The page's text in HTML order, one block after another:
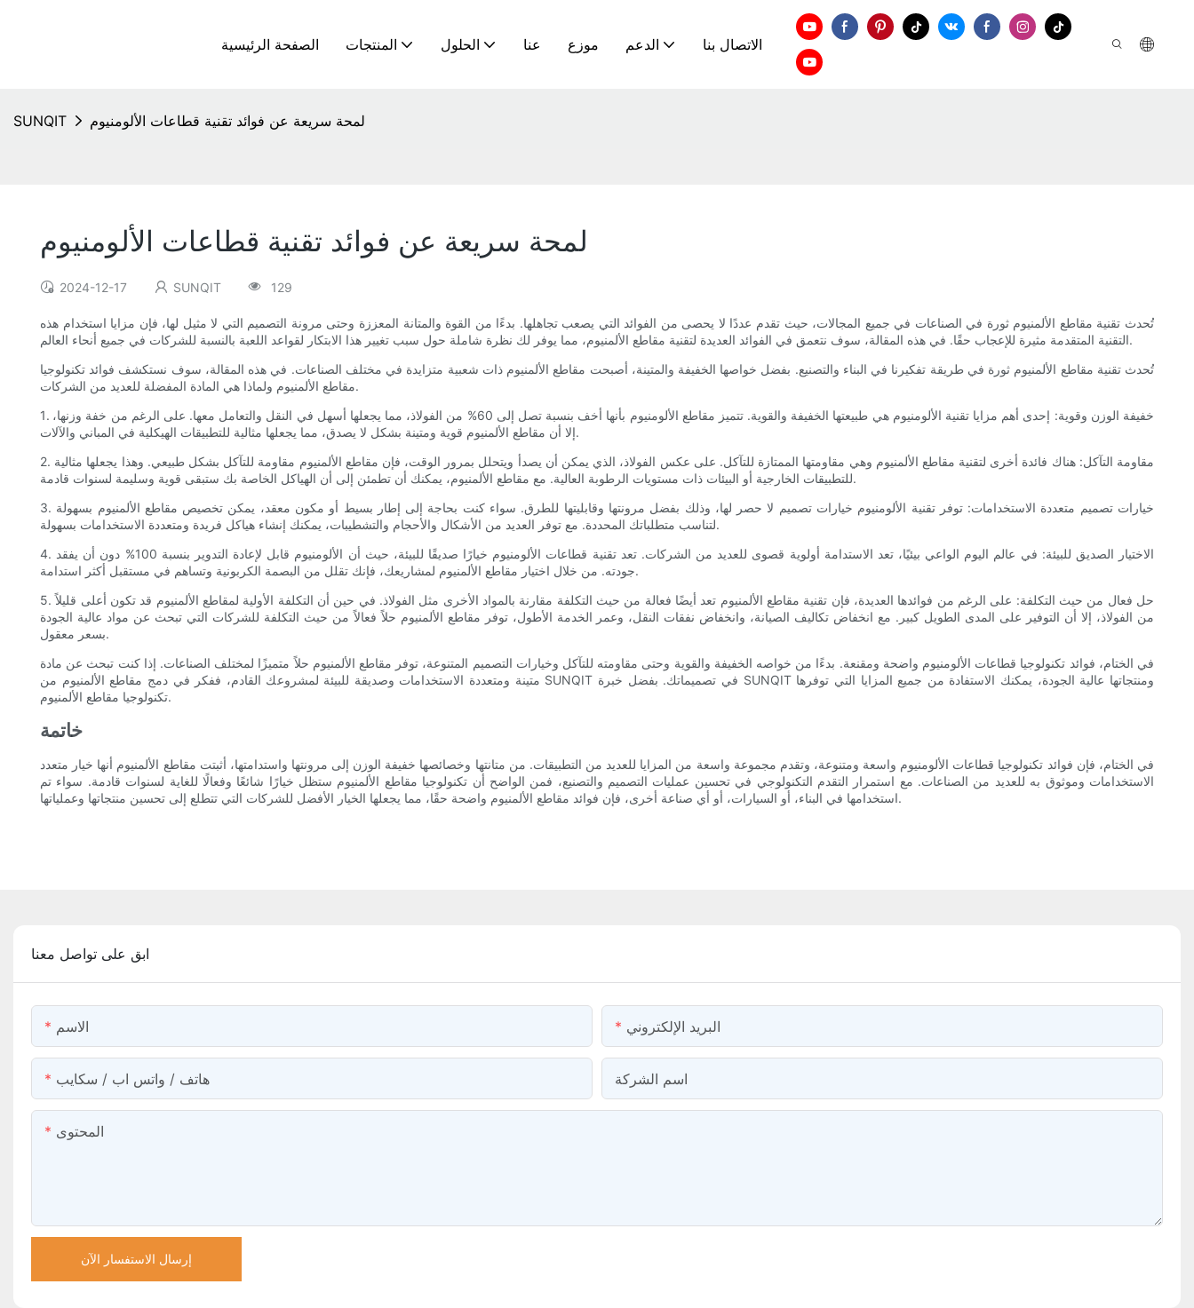
الصفحة الرئيسية المنتجات الحلول عنا موزع الدعم الاتصال بنا
SUNQIT لمحة سريعة عن فوائد تقنية قطاعات الألومنيوم
لمحة سريعة عن فوائد تقنية قطاعات الألومنيوم
2024-12-17 SUNQIT 129
تُحدث تقنية مقاطع الألمنيوم ثورة في الصناعات في جميع المجالات، حيث تقدم عددًا لا يحصى من الفوائد التي يصعب تجاهلها. بدءًا من القوة والمتانة المعززة وحتى مرونة التصميم التي لا مثيل لها، فإن مزايا استخدام هذه
التقنية المتقدمة مثيرة للإعجاب حقًا. في هذه المقالة، سوف نتعمق في الفوائد العديدة لتقنية مقاطع الألمنيوم، مما يوفر لك نظرة شاملة حول سبب تغيير هذا الابتكار لقواعد اللعبة بالنسبة للشركات في جميع أنحاء العالم.
تُحدث تقنية مقاطع الألمنيوم ثورة في طريقة تفكيرنا في البناء والتصنيع. بفضل خواصها الخفيفة والمتينة، أصبحت مقاطع الألمنيوم ذات شعبية متزايدة في مختلف الصناعات. في هذه المقالة، سوف نستكشف فوائد تكنولوجيا
مقاطع الألمنيوم ولماذا هي المادة المفضلة للعديد من الشركات.
1. خفيفة الوزن وقوية: إحدى أهم مزايا تقنية الألومنيوم هي طبيعتها الخفيفة والقوية. تتميز مقاطع الألومنيوم بأنها أخف بنسبة تصل إلى 60% من الفولاذ، مما يجعلها أسهل في النقل والتعامل معها. على الرغم من خفة وزنها،
إلا أن مقاطع الألمنيوم قوية ومتينة بشكل لا يصدق، مما يجعلها مثالية للتطبيقات الهيكلية في المباني والآلات.
2. مقاومة التآكل: هناك فائدة أخرى لتقنية مقاطع الألمنيوم وهي مقاومتها الممتازة للتآكل. على عكس الفولاذ، الذي يمكن أن يصدأ ويتحلل بمرور الوقت، فإن مقاطع الألمنيوم مقاومة للتآكل بشكل طبيعي. وهذا يجعلها مثالية
للتطبيقات الخارجية أو البيئات ذات مستويات الرطوبة العالية. مع مقاطع الألمنيوم، يمكنك أن تطمئن إلى أن الهياكل الخاصة بك ستبقى قوية وسليمة لسنوات قادمة.
3. خيارات تصميم متعددة الاستخدامات: توفر تقنية الألومنيوم خيارات تصميم لا حصر لها، وذلك بفضل مرونتها وقابليتها للطرق. سواء كنت بحاجة إلى إطار بسيط أو مكون معقد، يمكن تخصيص مقاطع الألمنيوم بسهولة
لتناسب متطلباتك المحددة. مع توفر العديد من الأشكال والأحجام والتشطيبات، يمكنك إنشاء هياكل فريدة ومتعددة الاستخدامات بسهولة.
4. الاختيار الصديق للبيئة: في عالم اليوم الواعي بيئيًا، تعد الاستدامة أولوية قصوى للعديد من الشركات. تعد تقنية قطاعات الألومنيوم خيارًا صديقًا للبيئة، حيث أن الألومنيوم قابل لإعادة التدوير بنسبة 100% دون أن يفقد
جودته. من خلال اختيار مقاطع الألمنيوم لمشاريعك، فإنك تقلل من البصمة الكربونية وتساهم في مستقبل أكثر استدامة.
5. حل فعال من حيث التكلفة: على الرغم من فوائدها العديدة، فإن تقنية مقاطع الألمنيوم تعد أيضًا فعالة من حيث التكلفة مقارنة بالمواد الأخرى مثل الفولاذ. في حين أن التكلفة الأولية لمقاطع الألمنيوم قد تكون أعلى قليلاً
من الفولاذ، إلا أن التوفير على المدى الطويل كبير. مع انخفاض تكاليف الصيانة، وانخفاض نفقات النقل، وعمر الخدمة الأطول، توفر مقاطع الألمنيوم حلاً فعالاً من حيث التكلفة للشركات التي تبحث عن مواد عالية الجودة
بسعر معقول.
في الختام، فوائد تكنولوجيا قطاعات الألومنيوم واضحة ومقنعة. بدءًا من خواصه الخفيفة والقوية وحتى مقاومته للتآكل وخيارات التصميم المتنوعة، توفر مقاطع الألمنيوم حلاً متميزًا لمختلف الصناعات. إذا كنت تبحث عن مادة
متينة ومتعددة الاستخدامات وصديقة للبيئة لمشروعك القادم، ففكر في دمج مقاطع الألمنيوم من SUNQIT في تصميماتك. بفضل خبرة SUNQIT ومنتجاتها عالية الجودة، يمكنك الاستفادة من جميع المزايا التي توفرها
تكنولوجيا مقاطع الألمنيوم.
خاتمة
في الختام، فإن فوائد تكنولوجيا قطاعات الألومنيوم واسعة ومتنوعة، وتقدم مجموعة واسعة من المزايا للعديد من التطبيقات. من متانتها وخصائصها خفيفة الوزن إلى مرونتها واستدامتها، أثبتت مقاطع الألمنيوم أنها خيار متعدد
الاستخدامات وموثوق به للعديد من الصناعات. مع استمرار التقدم التكنولوجي في تحسين عمليات التصميم والتصنيع، فمن الواضح أن تكنولوجيا مقاطع الألمنيوم ستظل خيارًا شائعًا وفعالًا للغاية لسنوات قادمة. سواء تم
استخدامها في البناء، أو السيارات، أو أي صناعة أخرى، فإن فوائد مقاطع الألمنيوم واضحة حقًا، مما يجعلها الخيار الأفضل للشركات التي تتطلع إلى تحسين منتجاتها وعملياتها.
ابق على تواصل معنا
الاسم البريد الإلكتروني
هاتف / واتس اب / سكايب اسم الشركة
المحتوى
إرسال الاستفسار الآن